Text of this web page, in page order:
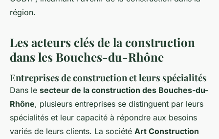
région.
Les acteurs clés de la construction
dans les Bouches-du-Rhône
Entreprises de construction et leurs spécialités
Dans le secteur de la construction des Bouches-du-
Rhône, plusieurs entreprises se distinguent par leurs
spécialités et leur capacité à répondre aux besoins
variés de leurs clients. La société Art Construction